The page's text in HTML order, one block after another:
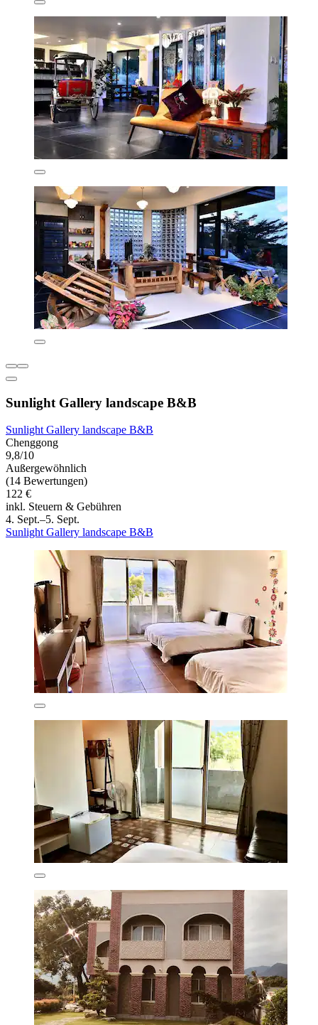
Sunlight Gallery landscape B&B
Sunlight Gallery landscape B&B
Chenggong
9,8/10
Außergewöhnlich
(14 Bewertungen)
122 €
inkl. Steuern & Gebühren
4. Sept.–5. Sept.
Sunlight Gallery landscape B&B